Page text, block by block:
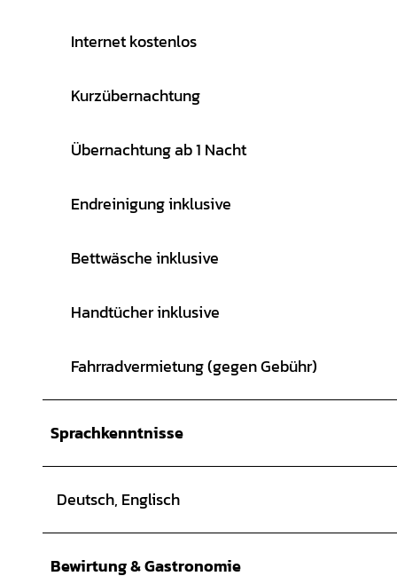
Internet kostenlos
Kurzübernachtung
Übernachtung ab 1 Nacht
Endreinigung inklusive
Bettwäsche inklusive
Handtücher inklusive
Fahrradvermietung (gegen Gebühr)
Sprachkenntnisse
Deutsch, Englisch
Bewirtung & Gastronomie